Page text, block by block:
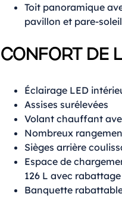
Toit panoramique
pavillon et pare-
CONFORT DE
Éclairage LED
Assises surélevées
Volant chauffant
Nombreux
Sièges arrière
Espace de
126 L avec rabattage
Banquette